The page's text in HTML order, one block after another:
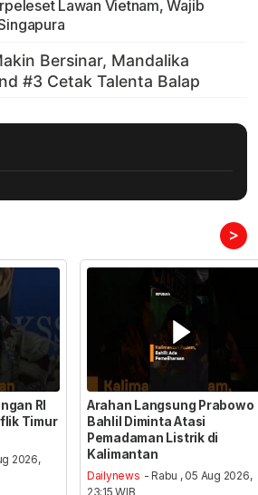
Lawan Vietnam, Wajib
>
RI
Timur
2026,
Arahan Langsung Prabowo
Bahlil Diminta Atasi
Pemadaman Listrik di
Kalimantan
Dailynews - Rabu , 05 Aug 2026,
23:15 WIB